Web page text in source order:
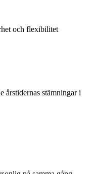
och flexibilitet
årstidernas stämningar i